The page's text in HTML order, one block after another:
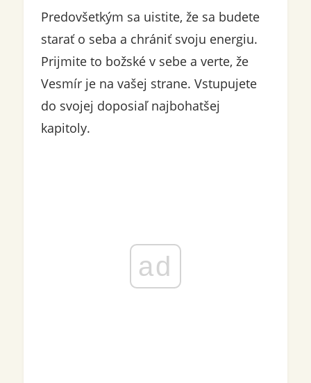
Predovšetkým sa uistite, že sa budete
starať o seba a chrániť svoju energiu.
Prijmite to božské v sebe a verte, že
Vesmír je na vašej strane. Vstupujete
do svojej doposiaľ najbohatšej
kapitoly.
ad